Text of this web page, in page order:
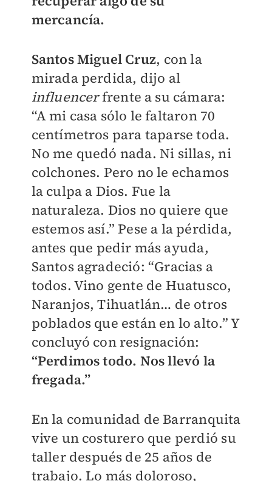
mercancía.
Santos Miguel Cruz, con la
mirada perdida, dijo al
influencerfrente a su cámara:
“A mi casa sólo le faltaron 70
centímetros para taparse toda.
No me quedó nada. Ni sillas, ni
colchones. Pero no le echamos
la culpa a Dios. Fue la
naturaleza. Dios no quiere que
estemos así.” Pese a la pérdida,
antes que pedir más ayuda,
Santos agradeció: “Gracias a
todos. Vino gente de Huatusco,
Naranjos, Tihuatlán… de otros
poblados que están en lo alto.” Y
concluyó con resignación:
“Perdimos todo. Nos llevó la
fregada.”
En la comunidad de Barranquita
vive un costurero que perdió su
taller después de 25 años de
trabajo. Lo más doloroso,